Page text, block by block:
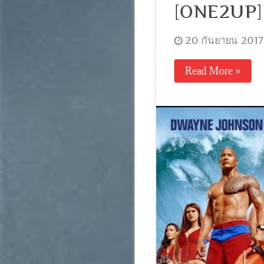
[ONE2UP]
20 กันยายน 2017
Read More »